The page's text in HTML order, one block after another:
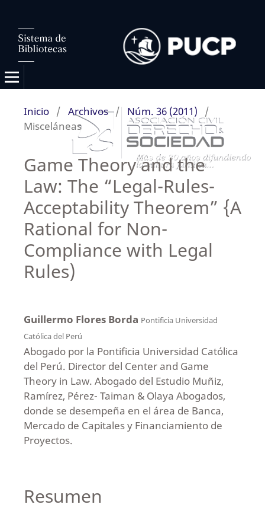
Inicio / Archivos / Núm. 36 (2011)
/
Misceláneas
Game Theory and the
Law: The “Legal-Rules-
Acceptability Theorem” {A
Rational for Non-
Compliance with Legal
Rules)
Guillermo Flores Borda Pontificia Universidad
Católica del Perú
Abogado por la Pontificia Universidad Católica
del Perú. Director del Center and Game
Theory in Law. Abogado del Estudio Muñiz,
Ramírez, Pérez- Taiman & Olaya Abogados,
donde se desempeña en el área de Banca,
Mercado de Capitales y Financiamiento de
Proyectos.
Resumen